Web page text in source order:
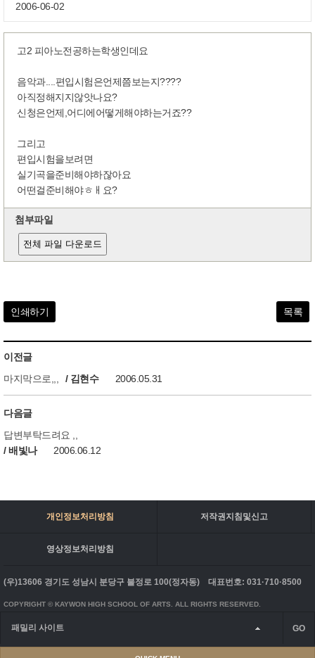
2006-06-02
고2 피아노전공하는학생인데요
음악과....편입시험은언제쯤보는지????
아직정해지지않앗나요?
신청은언제,어디에어떻게해야하는거죠??
그리고
편입시험을보려면
실기곡을준비해야하잖아요
어떤걸준비해야ㅎㅐ요?
첨부파일
전체 파일 다운로드
인쇄하기 목록
이전글
마지막으로,,,
/ 김현수 2006.05.31
다음글
답변부탁드려요 ,,
/ 배빛나
2006.06.12
개인정보처리방침 저작권지침및신고
영상정보처리방침
패밀리 사이트
(우)13606 경기도 성남시 분당구 불정로 100(정자동) 대표번호: 031·710·8500
COPYRIGHT © KAYWON HIGH SCHOOL OF ARTS. ALL RIGHTS RESERVED.